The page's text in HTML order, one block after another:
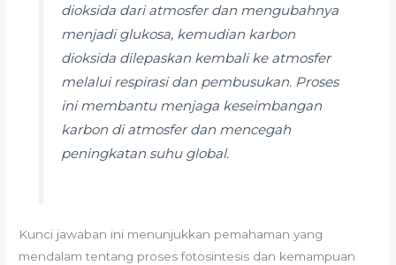
dioksida dari atmosfer dan mengubahnya
menjadi glukosa, kemudian karbon
dioksida dilepaskan kembali ke atmosfer
melalui respirasi dan pembusukan. Proses
ini membantu menjaga keseimbangan
karbon di atmosfer dan mencegah
peningkatan suhu global.
Kunci jawaban ini menunjukkan pemahaman yang
mendalam tentang proses fotosintesis dan kemampuan